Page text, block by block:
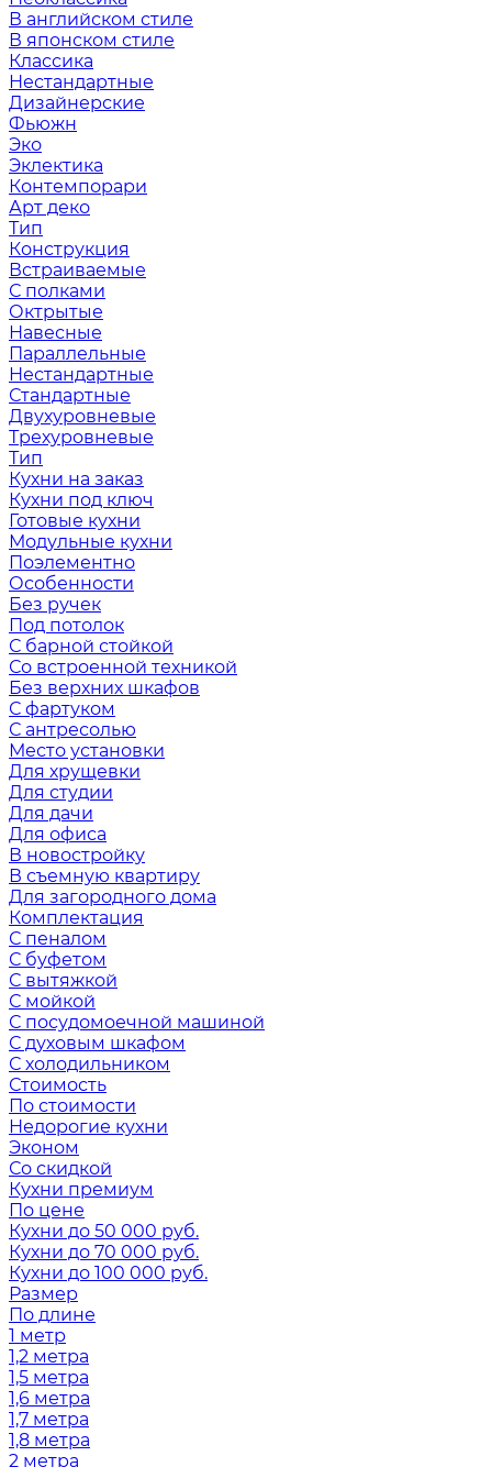
В английском стиле
В японском стиле
Классика
Нестандартные
Дизайнерские
Фьюжн
Эко
Эклектика
Контемпорари
Арт деко
Тип
Конструкция
Встраиваемые
С полками
Октрытые
Навесные
Параллельные
Нестандартные
Стандартные
Двухуровневые
Трехуровневые
Тип
Кухни на заказ
Кухни под ключ
Готовые кухни
Модульные кухни
Поэлементно
Особенности
Без ручек
Под потолок
С барной стойкой
Со встроенной техникой
Без верхних шкафов
С фартуком
С антресолью
Место установки
Для хрущевки
Для студии
Для дачи
Для офиса
В новостройку
В съемную квартиру
Для загородного дома
Комплектация
С пеналом
С буфетом
С вытяжкой
С мойкой
С посудомоечной машиной
С духовым шкафом
С холодильником
Стоимость
По стоимости
Недорогие кухни
Эконом
Со скидкой
Кухни премиум
По цене
Кухни до 50 000 руб.
Кухни до 70 000 руб.
Кухни до 100 000 руб.
Размер
По длине
1 метр
1,2 метра
1,5 метра
1,6 метра
1,7 метра
1,8 метра
2 метра